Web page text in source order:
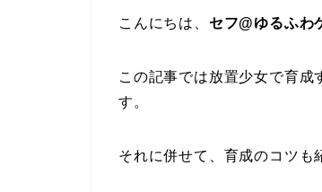
こんにちは、 セフ@ゆるふわ
この記事では放置少女で育成
す。
それに併せて、育成のコツも